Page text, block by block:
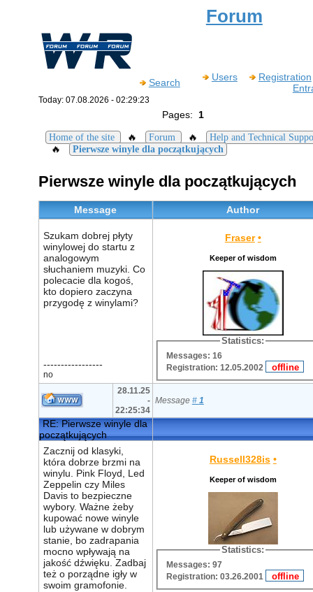
Forum
Search Users
Registration
Today: 07.08.2026 - 02:29:23
Pages: 1
Home of the site 🔥 Forum 🔥 Help and Technical
🔥 Pierwsze winyle dla początkujących
Pierwsze winyle dla początkujących
Message Author
Szukam dobrej płyty
winylowej do startu z
analogowym
słuchaniem muzyki. Co
polecacie dla kogoś,
kto dopiero zaczyna
przygodę z winylami?
-----------------
no
Fraser •
Keeper of wisdom
Statistics:
Messages: 16
Registration: 12.05.2002
28.11.25
-
22:25:34
Message # 1
RE: Pierwsze winyle dla
początkujących
Zacznij od klasyki,
która dobrze brzmi na
winylu. Pink Floyd, Led
Zeppelin czy Miles
Davis to bezpieczne
wybory. Ważne żeby
kupować nowe winyle
lub używane w dobrym
stanie, bo zadrapania
mocno wpływają na
jakość dźwięku. Zadbaj
też o porządne igły w
swoim gramofonie.
Russell328is •
Keeper of wisdom
Statistics:
Messages: 97
Registration: 03.26.2001